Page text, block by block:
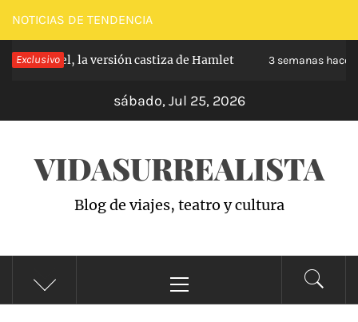
Saltar
al
contenido
NOTICIAS DE TENDENCIA
Exclusivola versión castiza de Hamlet 3 semanas hace
sábado, Jul 25, 2026
VIDASURREALISTA
Blog de viajes, teatro y cultura
principal